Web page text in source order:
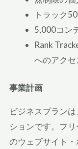
トラック
5,000コン
Rank
へのアクセ
事業計画
ビジネスプラン
ションです。フ
のウェブサイト